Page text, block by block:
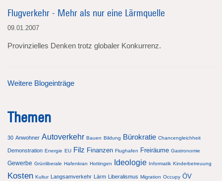
Flugverkehr - Mehr als nur eine Lärmquelle
09.01.2007
Provinzielles Denken trotz globaler Konkurrenz.
Weitere Blogeinträge
Themen
30 Anwohner Autoverkehr Bauen Bildung Bürokratie Chancengleichheit
Demonstration Energie EU Filz Finanzen Flughafen Freiräume Gastronomie
Gewerbe Grünliberale Hafenkran Hottingen Ideologie Informatik Kinderbetreuung
Kosten Kultur Langsamverkehr Lärm Liberalismus Migration Occupy ÖV